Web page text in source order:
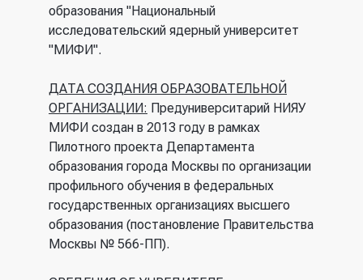
образования "Национальный
исследовательский ядерный университет
"МИФИ".
ДАТА СОЗДАНИЯ ОБРАЗОВАТЕЛЬНОЙ
ОРГАНИЗАЦИИ: Предуниверситарий НИЯУ
МИФИ создан в 2013 году в рамках
Пилотного проекта Департамента
образования города Москвы по организации
профильного обучения в федеральных
государственных организациях высшего
образования (постановление Правительства
Москвы № 566-ПП).